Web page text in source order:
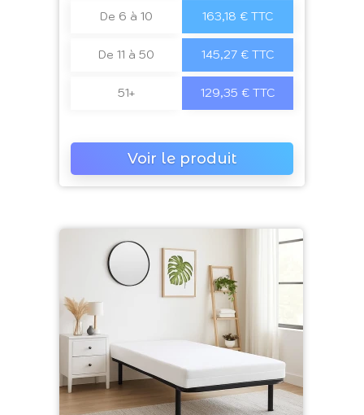
De 6 à 10 163,18 € TTC
De 11 à 50 145,27 € TTC
51+ 129,35 € TTC
Voir le produit